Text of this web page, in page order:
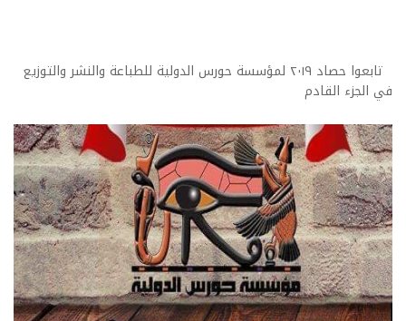
تابعوا حصاد ٢٠١٩ لمؤسسة حورس الدولية للطباعة والنشر والتوزيع
في الجزء القادم